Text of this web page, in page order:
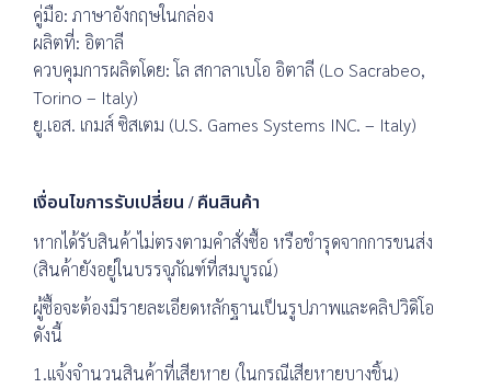
คู่มือ: ภาษาอังกฤษในกล่อง
ผลิตที่: อิตาลี
ควบคุมการผลิตโดย: โล สกาลาเบโอ อิตาลี (Lo Sacrabeo,
Torino – Italy)
ยู.เอส. เกมส์ ซิสเตม (U.S. Games Systems INC. – Italy)
เงื่อนไขการรับเปลี่ยน / คืนสินค้า
หากได้รับสินค้าไม่ตรงตามคำสั่งซื้อ หรือชำรุดจากการขนส่ง
(สินค้ายังอยู่ในบรรจุภัณฑ์ที่สมบูรณ์)
ผู้ซื้อจะต้องมีรายละเอียดหลักฐานเป็นรูปภาพและคลิปวิดิโอ
ดังนี้
1.แจ้งจำนวนสินค้าที่เสียหาย (ในกรณีเสียหายบางชิ้น)